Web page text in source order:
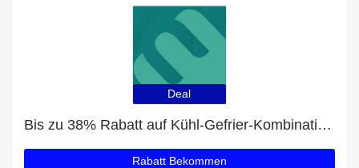
Deal
Bis zu 38% Rabatt auf Kühl-Gefrier-Kombinationen und mehr
Rabatt Bekommen